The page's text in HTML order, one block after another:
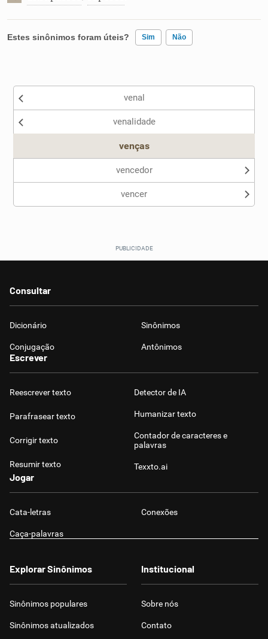
Estes sinônimos foram úteis? Sim Não
Nenhum dos sinônimos apresentados me ajudou
venal
venalidade
venças
vencedor
vencer
Consultar
Dicionário Sinônimos
Conjugação Antônimos
Escrever
Reescrever texto
Parafrasear texto
Corrigir texto
Resumir texto
Detector de IA
Humanizar texto
Contador de caracteres e
palavras
Texxto.ai
Jogar
Cata-letras Conexões
Caça-palavras
Explorar Sinônimos
Sinônimos populares
Sinônimos atualizados
Institucional
Sobre nós
Contato